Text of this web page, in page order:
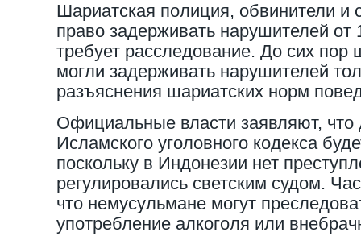
Шариатская полиция, обвинители и
право задерживать нарушителей от
требует расследование. До сих пор
могли задерживать нарушителей
разъяснения шариатских норм
Официальные власти заявляют, что
Исламского уголовного кодекса
поскольку в Индонезии нет
регулировались светским судом.
что немусульмане могут
употребление алкоголя или